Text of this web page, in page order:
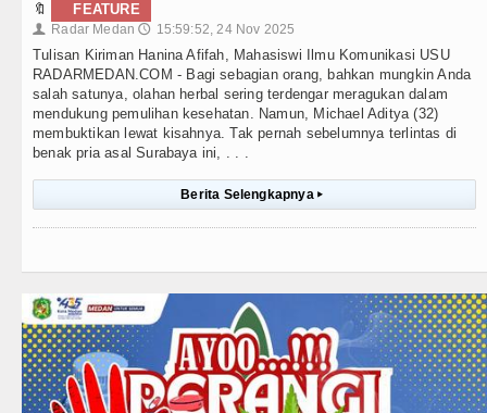
🔖 FEATURE
👤 Radar Medan 🕔 15:59:52, 24 Nov 2025
Tulisan Kiriman Hanina Afifah, Mahasiswi Ilmu Komunikasi USU
RADARMEDAN.COM - Bagi sebagian orang, bahkan mungkin Anda
salah satunya, olahan herbal sering terdengar meragukan dalam
mendukung pemulihan kesehatan. Namun, Michael Aditya (32)
membuktikan lewat kisahnya. Tak pernah sebelumnya terlintas di
benak pria asal Surabaya ini, . . .
Berita Selengkapnya ▸